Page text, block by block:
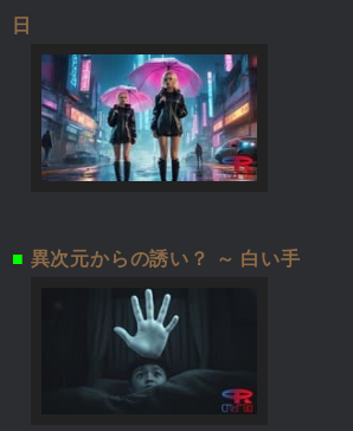
日
■ 異次元からの誘い？ ～ 白い手